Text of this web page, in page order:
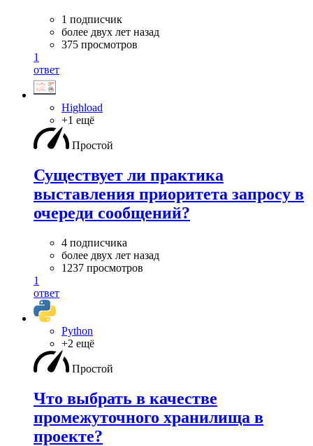
1 подписчик
более двух лет назад
375 просмотров
1
ответ
Highload
+1 ещё
Простой
Существует ли практика
выставления приоритета запросу в
очереди сообщений?
4 подписчика
более двух лет назад
1237 просмотров
1
ответ
Python
+2 ещё
Простой
Что выбрать в качестве
промежуточного хранилища в
проекте?